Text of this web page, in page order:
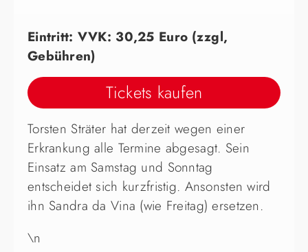
Eintritt: VVK: 30,25 Euro (zzgl,
Gebühren)
Tickets kaufen
Torsten Sträter hat derzeit wegen einer
Erkrankung alle Termine abgesagt. Sein
Einsatz am Samstag und Sonntag
entscheidet sich kurzfristig. Ansonsten wird
ihn Sandra da Vina (wie Freitag) ersetzen.
\n